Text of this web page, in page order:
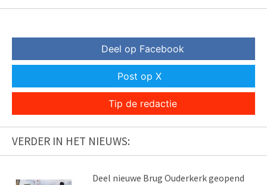
Deel op Facebook
Post op X
Tip de redactie
VERDER IN HET NIEUWS:
Deel nieuwe Brug Ouderkerk geopend